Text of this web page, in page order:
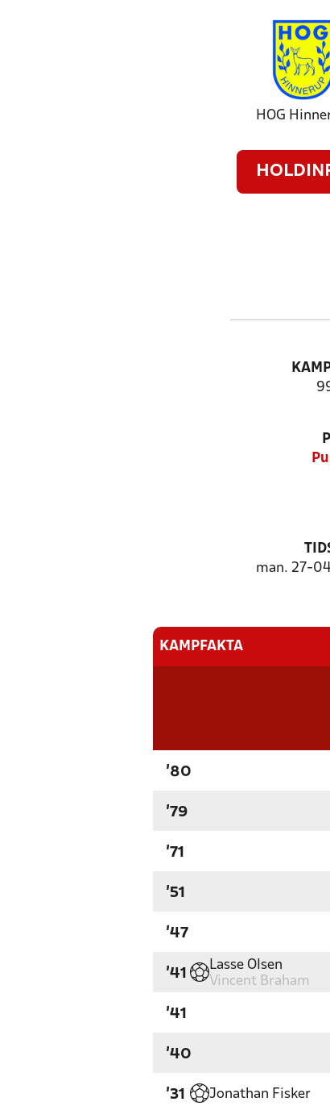
HOG
man. 27-
KAMPFAKTA
'80
'79
'71
'51
'47
'41
Lasse Olsen
Vincent Braham
'41
'40
'31 Jonathan Fisker